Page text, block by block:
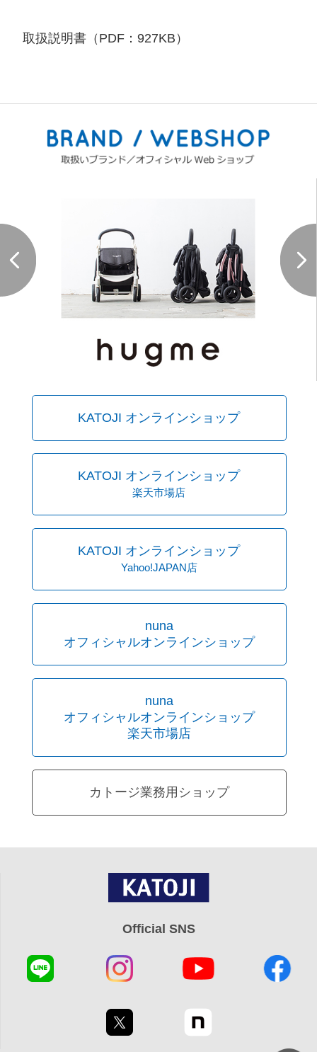
取扱説明書（PDF：927KB）
KATOJI オンラインショップ
KATOJI オンラインショップ
楽天市場店
KATOJI オンラインショップ
Yahoo!JAPAN店
nuna
オフィシャルオンラインショップ
nuna
オフィシャルオンラインショップ
楽天市場店
カトージ業務用ショップ
Official SNS